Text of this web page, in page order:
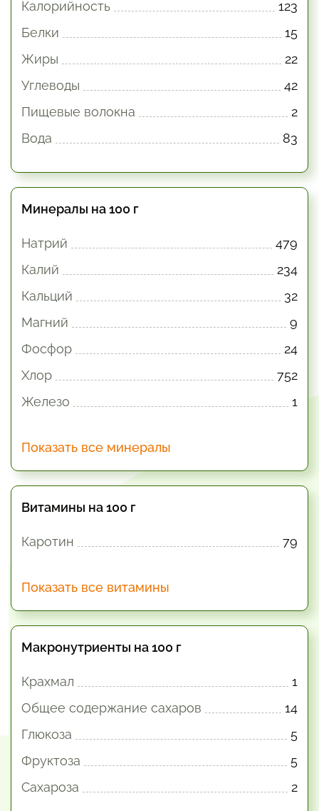
Калорийность
123
Белки
15
Жиры
22
Углеводы
42
Пищевые волокна
2
Вода
83
Минералы на 100 г
Натрий
479
Калий
234
Кальций
32
Магний
9
Фосфор
24
Хлор
752
Железо
1
Показать все минералы
Витамины на 100 г
Каротин 79
Показать все витамины
Макронутриенты на 100 г
Крахмал
1
Общее содержание сахаров
14
Глюкоза
5
Фруктоза
5
Сахароза
2